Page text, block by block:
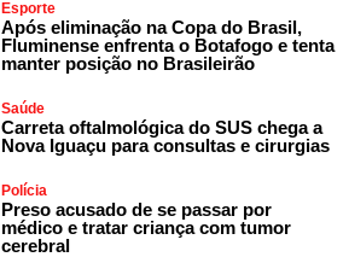
Esporte
Após eliminação na Copa do Brasil,
Fluminense enfrenta o Botafogo e tenta
manter posição no Brasileirão
Saúde
Carreta oftalmológica do SUS chega a
Nova Iguaçu para consultas e cirurgias
Polícia
Preso acusado de se passar por
médico e tratar criança com tumor
cerebral